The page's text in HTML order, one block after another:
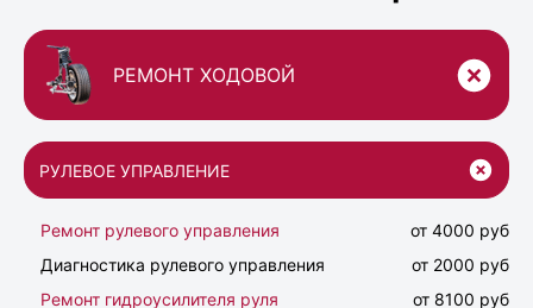
РЕМОНТ ХОДОВОЙ
РУЛЕВОЕ УПРАВЛЕНИЕ
Ремонт рулевого управления
от 4000 руб
Диагностика рулевого управления
от 2000 руб
Ремонт гидроусилителя руля
от 8100 руб